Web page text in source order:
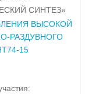
СИНТЕЗ»
ВЫСОКОЙ
РАЗДУВНОГО
15